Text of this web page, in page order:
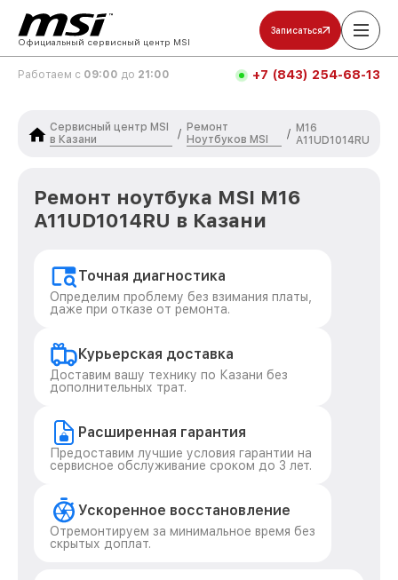
Официальный сервисный центр MSI
Записаться
Работаем с 09:00 до 21:00 +7 (843) 254-68-13
Сервисный центр MSI
в Казани
/
Ремонт
Ноутбуков MSI
/ M16
A11UD1014RU
Ремонт ноутбука MSI M16
A11UD1014RU в Казани
Точная диагностика
Определим проблему без взимания платы,
даже при отказе от ремонта.
Курьерская доставка
Доставим вашу технику по Казани без
дополнительных трат.
Расширенная гарантия
Предоставим лучшие условия гарантии на
сервисное обслуживание сроком до 3 лет.
Ускоренное восстановление
Отремонтируем за минимальное время без
скрытых доплат.